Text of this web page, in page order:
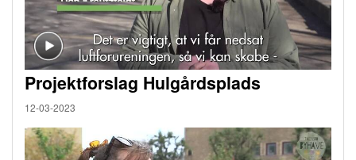
Projektforslag Hulgårdsplads
12-03-2023